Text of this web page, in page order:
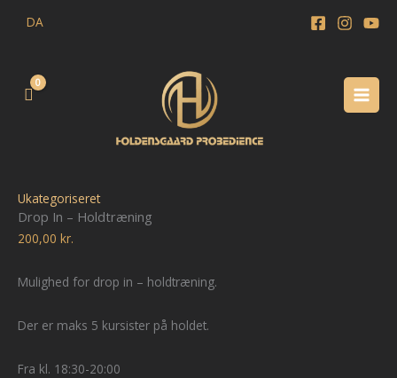
DA
Ukategoriseret
Drop In – Holdtræning
200,00 kr.
Mulighed for drop in – holdtræning.
Der er maks 5 kursister på holdet.
Fra kl. 18:30-20:00
In
-
Holdtræning